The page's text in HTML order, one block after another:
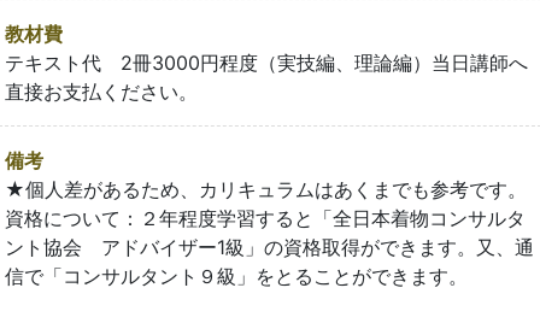
教材費
テキスト代 2冊3000円程度（実技編、理論編）当日講師へ
直接お支払ください。
備考
★個人差があるため、カリキュラムはあくまでも参考です。
資格について：２年程度学習すると「全日本着物コンサルタ
ント協会 アドバイザー1級」の資格取得ができます。又、通
信で「コンサルタント９級」をとることができます。